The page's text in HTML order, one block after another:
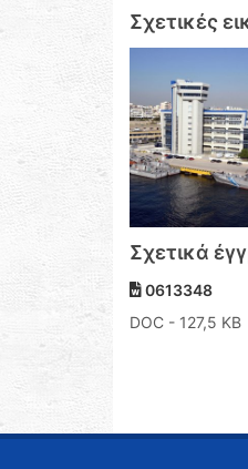
Σχετικές
Σχετικά
0613348
DOC - 127,5 KB